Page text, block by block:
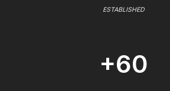
ESTABLISHED
+60